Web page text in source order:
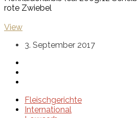
rote Zwiebel
View
3. September 2017
Fleischgerichte
International